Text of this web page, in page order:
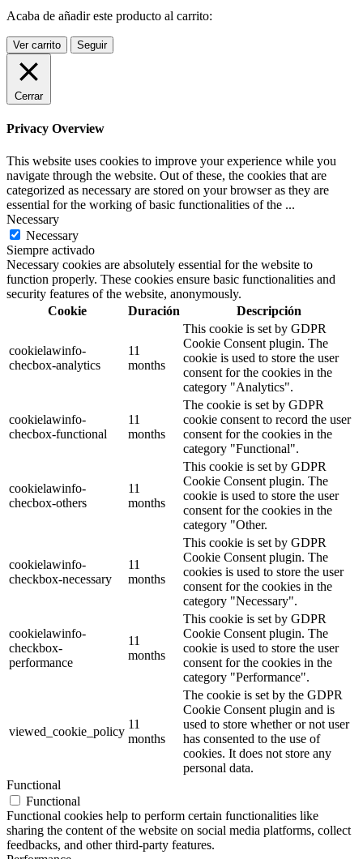
Acaba de añadir este producto al carrito:
Ver carrito Seguir
Cerrar
Privacy Overview
This website uses cookies to improve your experience while you
navigate through the website. Out of these, the cookies that are
categorized as necessary are stored on your browser as they are
essential for the working of basic functionalities of the ...
Necessary
Necessary
Siempre activado
Necessary cookies are absolutely essential for the website to
function properly. These cookies ensure basic functionalities and
security features of the website, anonymously.
Cookie
Duración Descripción
cookielawinfo-
checbox-analytics
11
months
This cookie is set by GDPR
Cookie Consent plugin. The
cookie is used to store the user
consent for the cookies in the
category "Analytics".
cookielawinfo-
checbox-functional
11
months
The cookie is set by GDPR
cookie consent to record the user
consent for the cookies in the
category "Functional".
cookielawinfo-
checbox-others
11
months
This cookie is set by GDPR
Cookie Consent plugin. The
cookie is used to store the user
consent for the cookies in the
category "Other.
cookielawinfo-
checkbox-necessary
11
months
This cookie is set by GDPR
Cookie Consent plugin. The
cookies is used to store the user
consent for the cookies in the
category "Necessary".
cookielawinfo-
checkbox-
performance
11
months
This cookie is set by GDPR
Cookie Consent plugin. The
cookie is used to store the user
consent for the cookies in the
category "Performance".
viewed_cookie_policy
11
months
The cookie is set by the GDPR
Cookie Consent plugin and is
used to store whether or not user
has consented to the use of
cookies. It does not store any
personal data.
Functional
Functional
Functional cookies help to perform certain functionalities like
sharing the content of the website on social media platforms, collect
feedbacks, and other third-party features.